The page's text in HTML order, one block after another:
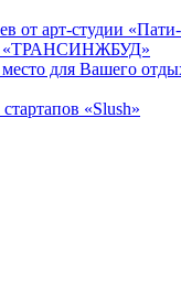
от арт-студии
с «ТРАНСИНЖБУД»
для Вашего
«Slush»